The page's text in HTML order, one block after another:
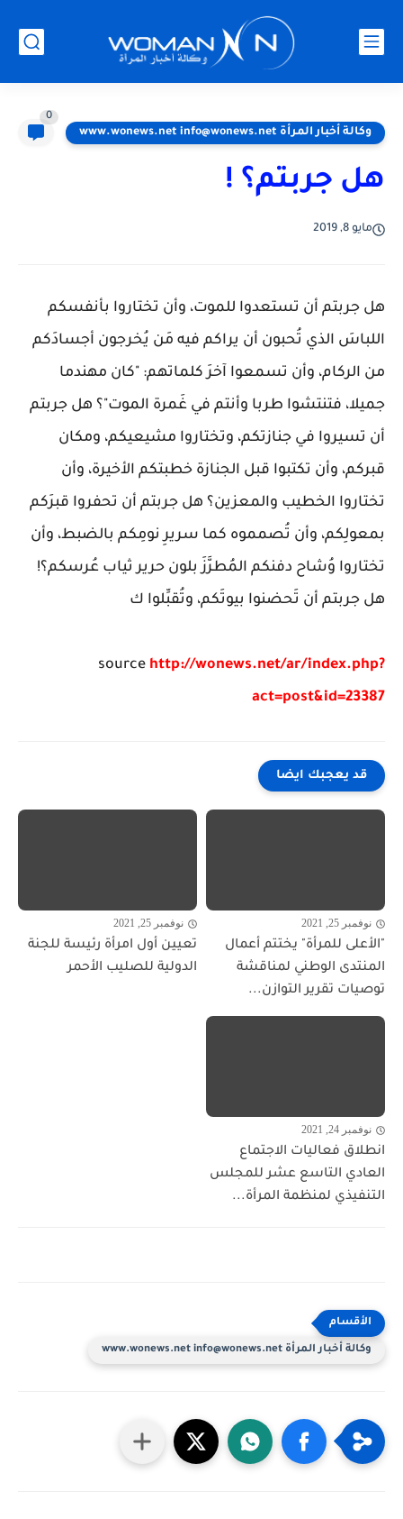
وكالة أخبار المرأة www.wonews.net info@wonews.net
0
هل جربتم؟ !
مايو 8, 2019
هل جربتم أن تستعدوا للموت، وأن تختاروا بأنفسكم
اللباسَ الذي تُحبون أن يراكم فيه مَن يُخرجون أجسادَكم
من الركام، وأن تسمعوا آخرَ كلماتهم: "كان مهندما
جميلا، فتنتشوا طربا وأنتم في غَمرة الموت"؟ هل جربتم
أن تسيروا في جنازتكم، وتختاروا مشيعيكم، ومكان
قبركم، وأن تكتبوا قبل الجنازة خطبتكم الأخيرة، وأن
تختاروا الخطيب والمعزين؟ هل جربتم أن تحفروا قبرَكم
بمعولِكم، وأن تُصمموه كما سريرِ نومِكم بالضبط، وأن
تختاروا وُشاح دفنكم المُطرَّزَ بلون حرير ثياب عُرسكم؟!
هل جربتم أن تَحضنوا بيوتَكم، وتُقبِّلوا ك
source http://wonews.net/ar/index.php?
act=post&id=23387
قد يعجبك ايضا
نوفمبر 25, 2021
"الأعلى للمرأة" يختتم أعمال
المنتدى الوطني لمناقشة
توصيات تقرير التوازن...
نوفمبر 25, 2021
تعيين أول امرأة رئيسة للجنة
الدولية للصليب الأحمر
نوفمبر 24, 2021
انطلاق فعاليات الاجتماع
العادي التاسع عشر للمجلس
التنفيذي لمنظمة المرأة...
وكالة أخبار المرأة www.wonews.net info@wonews.net